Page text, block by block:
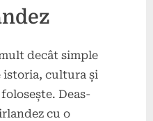
decât simple
istoria, cultura și
Deas-
cu o